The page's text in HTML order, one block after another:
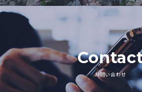
お問い合わせ